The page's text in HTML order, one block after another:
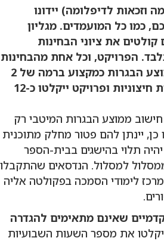
וזכאות לדיפלומה) יידונו
כמו כל המועמדים. מגליון
קולטים את ציוני הבחינות
הפרויקט, וכל אחת מהבחינות
החיצוניות ייחשב בממוצע הבגרות כמקצוע ברמה של 2
יח"ל (לדוגמה: 5 בחינות חיצוניות ופרויקט ייקלטו כ-12
חישוב ממוצע הבגרות המיטבי רק
יינתן להם פטור מחלק מתוכנית
תלוי בהישגים בבית-הספר
למסלול. הנדסאים שהתקבלו
לימודי הסמכה בפקולטה אליה
שאינם מתאימים להגדרה
את מספר השעות השבועיות